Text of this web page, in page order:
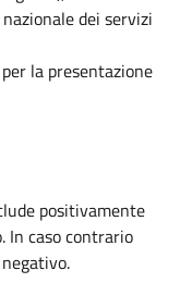
dei servizi
la presentazione
positivamente
In caso contrario